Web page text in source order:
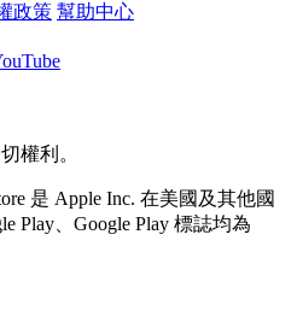
政策 幫助中心
權利。
是 Apple Inc. 在美國及其他國
Play、Google Play 標誌均為